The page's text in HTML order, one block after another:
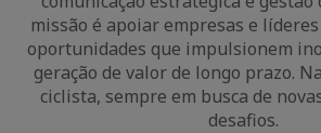
missão é apoiar empresas e
oportunidades que impulsionem
geração de valor de longo prazo.
ciclista, sempre em busca de
desafios.